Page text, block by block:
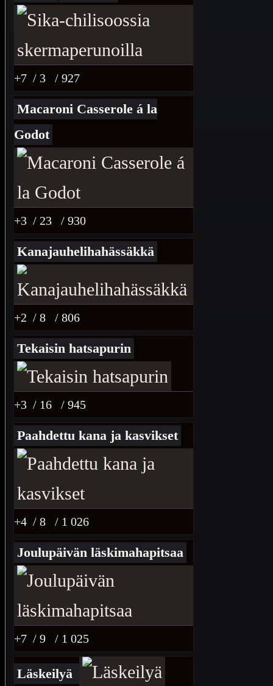
+7 / 3 / 927
Macaroni Casserole á la
Godot
+3 / 23 / 930
Kanajauhelihahässäkkä
+2 / 8 / 806
Tekaisin hatsapurin
+3 / 16 / 945
Paahdettu kana ja kasvikset
+4 / 8 / 1 026
Joulupäivän läskimahapitsaa
+7 / 9 / 1 025
Läskeilyä